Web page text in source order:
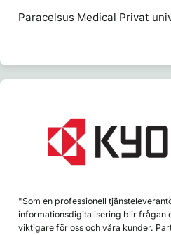
Paracelsus Medical Privat
"Som en professionell
informationsdigitalisering blir frågan
viktigare för oss och våra kunder.